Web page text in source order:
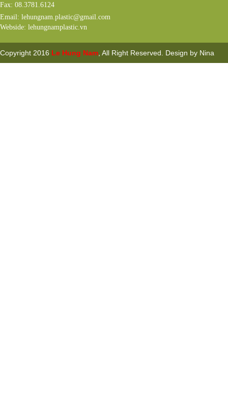
Fax: 08.3781.6124
Email: lehungnam.plastic@gmail.com
Webside: lehungnamplastic.vn
Copyright 2016 Le Hung Nam, All Right Reserved. Design by Nina